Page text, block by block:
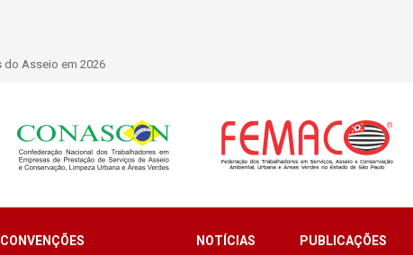
do Asseio em 2026
CONVENÇÕES NOTÍCIAS PUBLICAÇÕES